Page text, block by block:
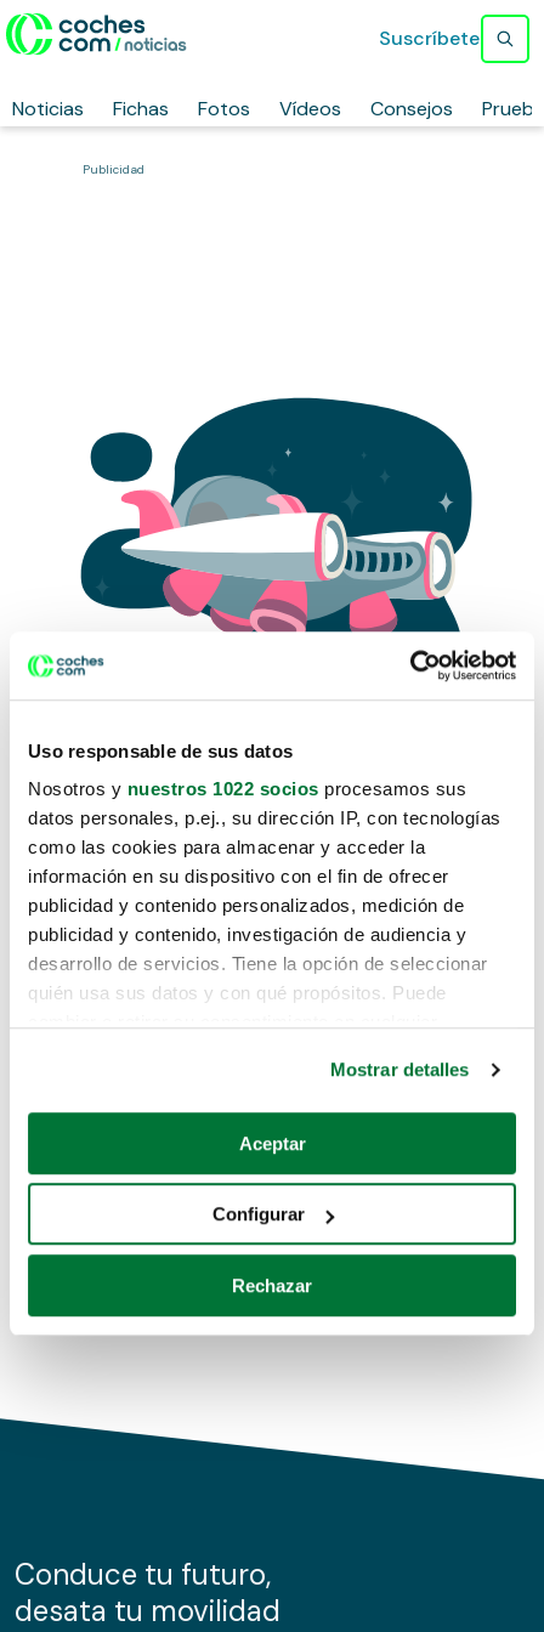
Uso responsable de sus datos
Nosotros y nuestros 1022 socios procesamos sus
datos personales, p.ej., su dirección IP, con tecnologías
como las cookies para almacenar y acceder la
información en su dispositivo con el fin de ofrecer
publicidad y contenido personalizados, medición de
publicidad y contenido, investigación de audiencia y
desarrollo de servicios. Tiene la opción de seleccionar
quién usa sus datos y con qué propósitos. Puede
Si lo permite, también quisiéramos:
Recopilar información sobre su ubicación geográfica
Identificar su dispositivo analizándolo activamente
para buscar características específicas (huellas
Obtenga más información sobre cómo se procesan sus
de cookies.
información sobre el uso que haga del sitio web con
nuestros partners de redes sociales, publicidad y análisis
Mostrar detalles
Aceptar
Configurar
Rechazar
Noticias Fichas Fotos Vídeos Consejos
Suscríbete
Publicidad
Lo sentimos, no sabemos como
te hemos traido hasta aquí.
Pero puedes encontrar el coche que estás
buscando en alguno de estos enlaces:
Coches de segunda mano
Coches de km0
Conduce tu futuro,
desata tu movilidad